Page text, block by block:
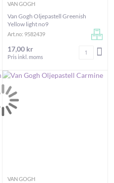
LÄGG I VARUKORGEN
VAN GOGH
Van Gogh Oljepastell Greenish
Yellow light no9
Art.no: 9582439
17,00 kr
Pris inkl. moms
Antal
VAN GOGH